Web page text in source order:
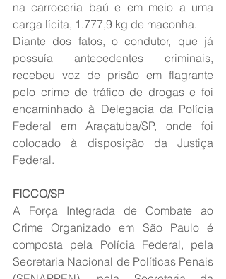
na carroceria baú e em meio a uma
carga lícita, 1.777,9 kg de maconha.
Diante dos fatos, o condutor, que já
possuía antecedentes criminais,
recebeu voz de prisão em flagrante
pelo crime de tráfico de drogas e foi
encaminhado à Delegacia da Polícia
Federal em Araçatuba/SP, onde foi
colocado à disposição da Justiça
Federal.
FICCO/SP
A Força Integrada de Combate ao
Crime Organizado em São Paulo é
composta pela Polícia Federal, pela
Secretaria Nacional de Políticas Penais